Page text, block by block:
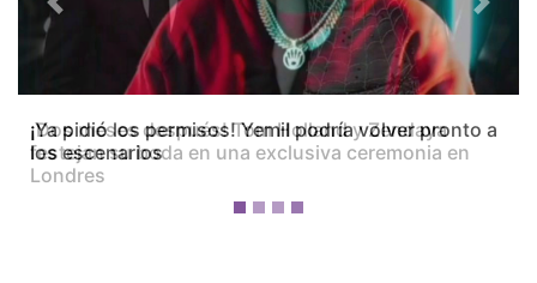
¡Dos meses después! Tom Holland y Zendaya
festejan su boda en una exclusiva ceremonia en
Londres
Previous Next